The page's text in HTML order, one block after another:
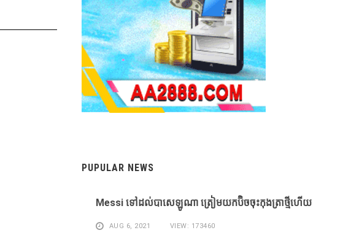
PUPULAR NEWS
Messi ​ទៅ​ដល់​បាសេឡូណា ​ត្រៀម​យក​ប៊ិច​ចុះ​កុងត្រា​ថ្មី​ហើយ​
AUG 6, 2021 VIEW: 173460